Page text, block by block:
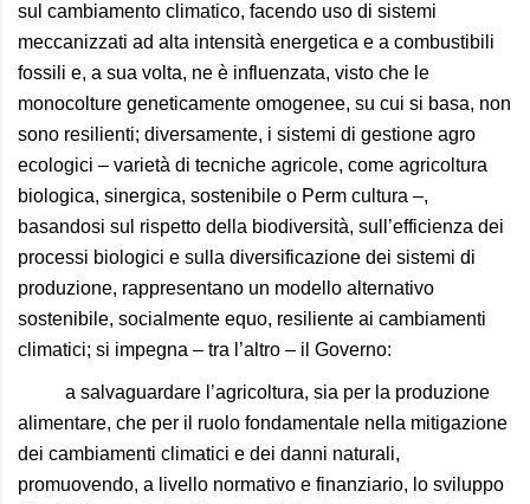
sul cambiamento climatico, facendo uso di sistemi
meccanizzati ad alta intensità energetica e a combustibili
fossili e, a sua volta, ne è influenzata, visto che le
monocolture geneticamente omogenee, su cui si basa, non
sono resilienti; diversamente, i sistemi di gestione agro
ecologici – varietà di tecniche agricole, come agricoltura
biologica, sinergica, sostenibile o Perm cultura –,
basandosi sul rispetto della biodiversità, sull’efficienza dei
processi biologici e sulla diversificazione dei sistemi di
produzione, rappresentano un modello alternativo
sostenibile, socialmente equo, resiliente ai cambiamenti
climatici; si impegna – tra l’altro – il Governo:
a salvaguardare l’agricoltura, sia per la produzione
alimentare, che per il ruolo fondamentale nella mitigazione
dei cambiamenti climatici e dei danni naturali,
promuovendo, a livello normativo e finanziario, lo sviluppo